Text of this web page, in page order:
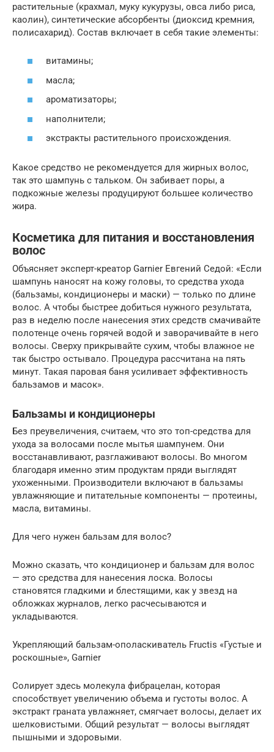
растительные (крахмал, муку кукурузы, овса либо риса,
каолин), синтетические абсорбенты (диоксид кремния,
полисахарид). Состав включает в себя такие элементы:
витамины;
масла;
ароматизаторы;
наполнители;
экстракты растительного происхождения.
Какое средство не рекомендуется для жирных волос,
так это шампунь с тальком. Он забивает поры, а
подкожные железы продуцируют большее количество
жира.
Косметика для питания и восстановления
волос
Объясняет эксперт-креатор Garnier Евгений Седой: «Если
шампунь наносят на кожу головы, то средства ухода
(бальзамы, кондиционеры и маски) — только по длине
волос. А чтобы быстрее добиться нужного результата,
раз в неделю после нанесения этих средств смачивайте
полотенце очень горячей водой и заворачивайте в него
волосы. Сверху прикрывайте сухим, чтобы влажное не
так быстро остывало. Процедура рассчитана на пять
минут. Такая паровая баня усиливает эффективность
бальзамов и масок».
Бальзамы и кондиционеры
Без преувеличения, считаем, что это топ-средства для
ухода за волосами после мытья шампунем. Они
восстанавливают, разглаживают волосы. Во многом
благодаря именно этим продуктам пряди выглядят
ухоженными. Производители включают в бальзамы
увлажняющие и питательные компоненты — протеины,
масла, витамины.
Для чего нужен бальзам для волос?
Можно сказать, что кондиционер и бальзам для волос
— это средства для нанесения лоска. Волосы
становятся гладкими и блестящими, как у звезд на
обложках журналов, легко расчесываются и
укладываются.
Укрепляющий бальзам-ополаскиватель Fructis «Густые и
роскошные», Garnier
Солирует здесь молекула фибрацелан, которая
способствует увеличению объема и густоты волос. А
экстракт граната увлажняет, смягчает волосы, делает их
шелковистыми. Общий результат — волосы выглядят
пышными и здоровыми.